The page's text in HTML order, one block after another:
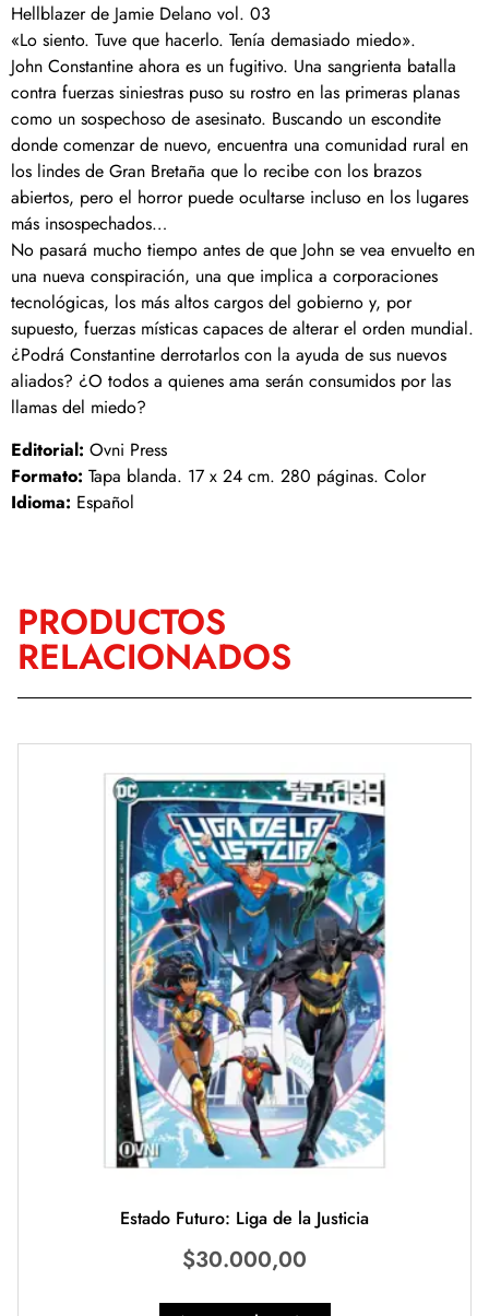
Hellblazer de Jamie Delano vol. 03
«Lo siento. Tuve que hacerlo. Tenía demasiado miedo».
John Constantine ahora es un fugitivo. Una sangrienta batalla
contra fuerzas siniestras puso su rostro en las primeras planas
como un sospechoso de asesinato. Buscando un escondite
donde comenzar de nuevo, encuentra una comunidad rural en
los lindes de Gran Bretaña que lo recibe con los brazos
abiertos, pero el horror puede ocultarse incluso en los lugares
más insospechados…
No pasará mucho tiempo antes de que John se vea envuelto en
una nueva conspiración, una que implica a corporaciones
tecnológicas, los más altos cargos del gobierno y, por
supuesto, fuerzas místicas capaces de alterar el orden mundial.
¿Podrá Constantine derrotarlos con la ayuda de sus nuevos
aliados? ¿O todos a quienes ama serán consumidos por las
llamas del miedo?
Editorial: Ovni Press
Formato: Tapa blanda. 17 x 24 cm. 280 páginas. Color
Idioma: Español
PRODUCTOS
RELACIONADOS
Estado Futuro: Liga de la Justicia
$30.000,00